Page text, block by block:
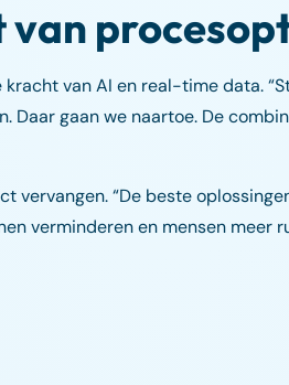
van
van AI en real-time data.
gaan we naartoe. De
vervangen. “De beste
verminderen en mensen meer